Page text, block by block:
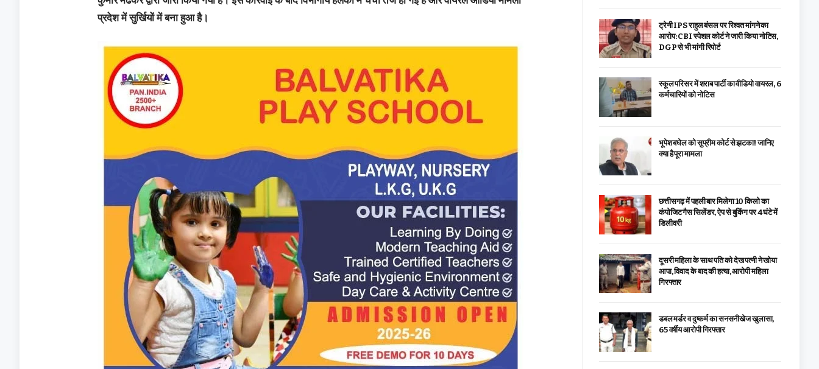
प्रदेश में सुर्खियों में बना हुआ है।
ट्रेनी IPS राहुल बंसल पर रिश्वत मांगने का
आरोप: CBI स्पेशल कोर्ट ने जारी किया नोटिस,
DGP से भी मांगी रिपोर्ट
स्कूल परिसर में शराब पार्टी का वीडियो वायरल, 6
कर्मचारियों को नोटिस
भूपेश बघेल को सुप्रीम कोर्ट से झटका! जानिए
क्या है पूरा मामला
छत्तीसगढ़ में पहली बार मिलेगा 10 किलो का
कंपोजिट गैस सिलेंडर, ऐप से बुकिंग पर 4 घंटे में
डिलीवरी
दूसरी महिला के साथ पति को देख पत्नी ने खोया
आपा, विवाद के बाद की हत्या, आरोपी महिला
गिरफ्तार
डबल मर्डर व दुष्कर्म का सनसनीखेज खुलासा,
65 वर्षीय आरोपी गिरफ्तार